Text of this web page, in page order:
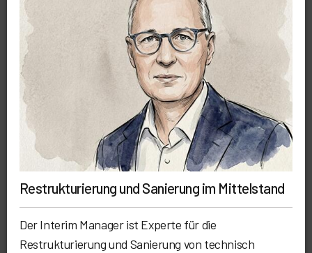
Restrukturierung und Sanierung im Mittelstand
Der Interim Manager ist Experte für die
Restrukturierung und Sanierung von technisch